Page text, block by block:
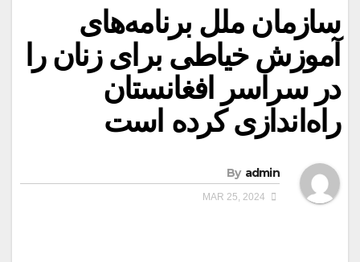
سازمان ملل برنامه‌های
آموزش خیاطی برای زنان را
در سراسر افغانستان
راه‌اندازی کرده است
By admin